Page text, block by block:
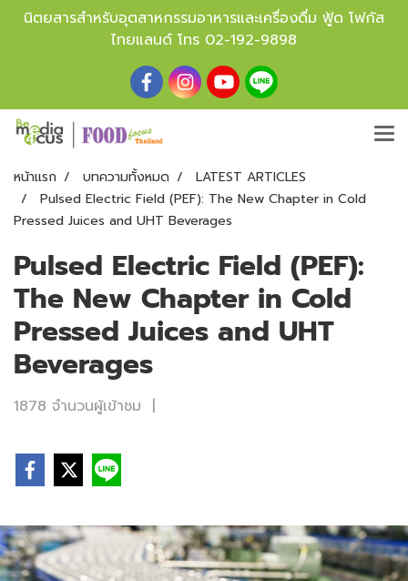
นิตยสารสำหรับอุตสาหกรรมอาหารและเครื่องดื่ม ฟู้ด โฟกัส
ไทยแลนด์ โทร 02-192-9898
หน้าแรก บทความทั้งหมด
LATEST ARTICLES
Pulsed Electric Field (PEF): The New Chapter in Cold
Pressed Juices and UHT Beverages
Pulsed Electric Field (PEF):
The New Chapter in Cold
Pressed Juices and UHT
Beverages
1878 จำนวนผู้เข้าชม |